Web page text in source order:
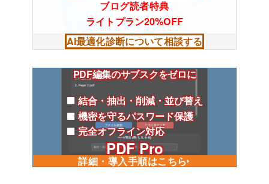
ブログ読者特典
ライトプラン20%OFF
AI最適化診断について相談する
PDF編集のサブスクをゼロに
結合・抽出・削減・並び替え
機密を守るパスワード保護
完全オフライン対応
PDF Pro
詳細・導入手順はこちら